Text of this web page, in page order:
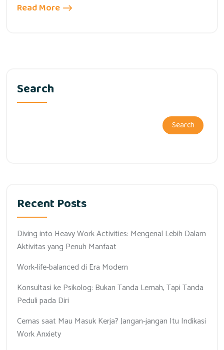
Read More
Search
Search
Recent Posts
Diving into Heavy Work Activities: Mengenal Lebih Dalam
Aktivitas yang Penuh Manfaat
Work-life-balanced di Era Modern
Konsultasi ke Psikolog: Bukan Tanda Lemah, Tapi Tanda
Peduli pada Diri
Cemas saat Mau Masuk Kerja? Jangan-jangan Itu Indikasi
Work Anxiety